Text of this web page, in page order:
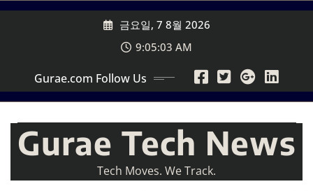
Skip
금요일, 7 8월 2026
9:05:04 AM
Gurae.com Follow Us
Gurae Tech News
Tech Moves. We Track.